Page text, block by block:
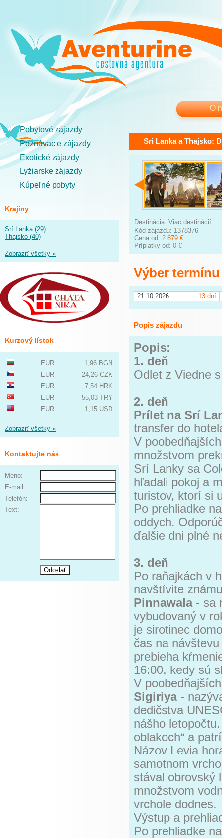
O
Pobytové zájazdy
Poznávacie zájazdy
Exotické zájazdy
Lyžiarske zájazdy
Kúpeľné pobyty
Krajiny
Srí Lanka (29)
Thajsko (40)
Zobraziť všetky »
Kurzový lístok
EUR
1,96 BGN
EUR
24,26 CZK
EUR
7,54 HRK
EUR
55,03 TRY
EUR
1,15 USD
Zobraziť všetky »
Kontaktujte nás
Meno:
E-mail:
Telefón:
Text:
Sri Lanka a Thajsko:
Destinácia: Viac destinácií
Kód zájazdu: 1378376
Cena od: 2 879 €
Príplatky od: 0 €
Výber termínu
21.10.2026 13 dní
Popis zájazdu
Popis:
1. deň
Odlet z Viedne
2. deň
Prílet na Srí
transfer do
V
množstvom
Srí Lanky sa
hľadali pokoj a
turistov, ktorí
Po prehliadke
oddych.
ďalšie dni plné
3. deň
Po raňajkách v
navštívite
Pinnawala- sa
vybudovaný v
je sirotinec
čas na
prebieha
16:00, kedy sú
V
Sigiriya -
dedičstva
nášho
oblakoch“ a
Názov Levia
samotnom
stával obrovský
množstvom
vrchole dodnes.
Výstup a
Po prehliadke